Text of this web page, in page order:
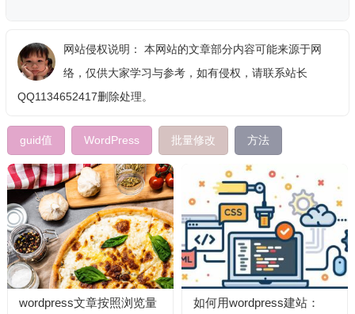
网站侵权说明： 本网站的文章部分内容可能来源于网
络，仅供大家学习与参考，如有侵权，请联系站长
QQ1134652417删除处理。
guid值 WordPress 批量修改 方法
wordpress文章按照浏览量
如何用wordpress建站：